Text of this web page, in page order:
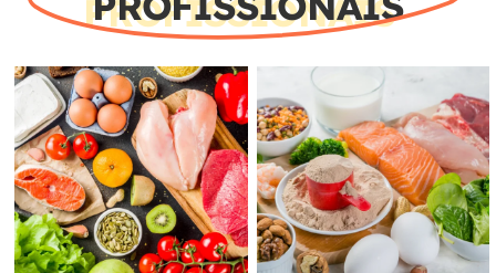
Contactos